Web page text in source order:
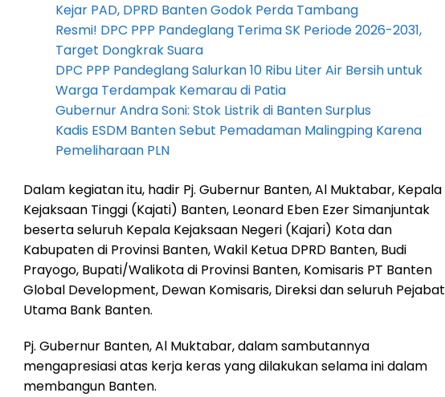
Kejar PAD, DPRD Banten Godok Perda Tambang
Resmi! DPC PPP Pandeglang Terima SK Periode 2026-2031,
Target Dongkrak Suara
DPC PPP Pandeglang Salurkan 10 Ribu Liter Air Bersih untuk
Warga Terdampak Kemarau di Patia
Gubernur Andra Soni: Stok Listrik di Banten Surplus
Kadis ESDM Banten Sebut Pemadaman Malingping Karena
Pemeliharaan PLN
Dalam kegiatan itu, hadir Pj. Gubernur Banten, Al Muktabar, Kepala
Kejaksaan Tinggi (Kajati) Banten, Leonard Eben Ezer Simanjuntak
beserta seluruh Kepala Kejaksaan Negeri (Kajari) Kota dan
Kabupaten di Provinsi Banten, Wakil Ketua DPRD Banten, Budi
Prayogo, Bupati/Walikota di Provinsi Banten, Komisaris PT Banten
Global Development, Dewan Komisaris, Direksi dan seluruh Pejabat
Utama Bank Banten.
Pj. Gubernur Banten, Al Muktabar, dalam sambutannya
mengapresiasi atas kerja keras yang dilakukan selama ini dalam
membangun Banten.